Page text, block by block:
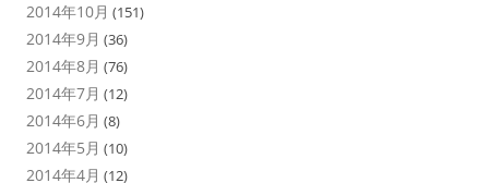
2014年10月 (151)
2014年9月 (36)
2014年8月 (76)
2014年7月 (12)
2014年6月 (8)
2014年5月 (10)
2014年4月 (12)